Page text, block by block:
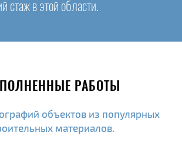
стаж в этой области.
РАБОТЫ
объектов из популярных
материалов.